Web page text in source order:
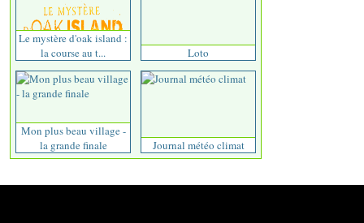
Le mystère d'oak island :
la course au t...
Loto
Mon plus beau village -
la grande finale
Journal météo climat